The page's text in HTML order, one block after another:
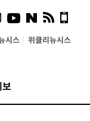
시스 위클리뉴시스